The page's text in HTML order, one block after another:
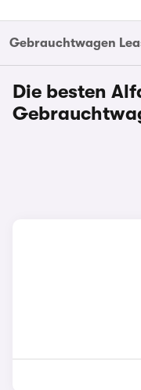
Gebrauchtwagen
Die besten